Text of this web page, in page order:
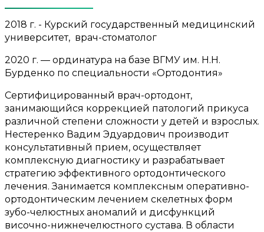
2018 г. - Курский государственный медицинский
университет, врач-стоматолог
2020 г. — ординатура на базе ВГМУ им. Н.Н.
Бурденко по специальности «Ортодонтия»
Сертифицированный врач-ортодонт,
занимающийся коррекцией патологий прикуса
различной степени сложности у детей и взрослых.
Нестеренко Вадим Эдуардович производит
консультативный прием, осуществляет
комплексную диагностику и разрабатывает
стратегию эффективного ортодонтического
лечения. Занимается комплексным оперативно-
ортодонтическим лечением скелетных форм
зубо-челюстных аномалий и дисфункций
височно-нижнечелюстного сустава. В области